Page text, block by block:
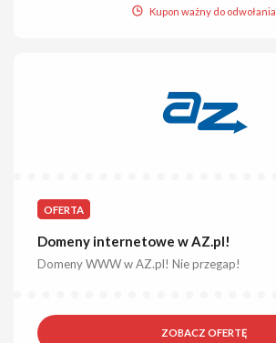
Kupon ważny do odwołania
OFERTA
Domeny internetowe w AZ.pl!
Domeny WWW w AZ.pl! Nie przegap!
ZOBACZ OFERTĘ